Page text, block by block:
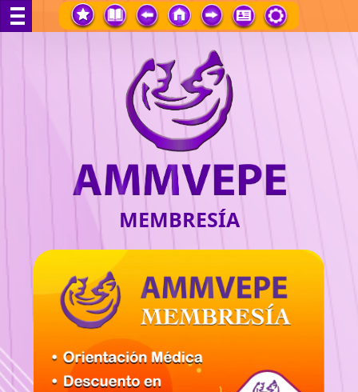
MEMBRESÍA